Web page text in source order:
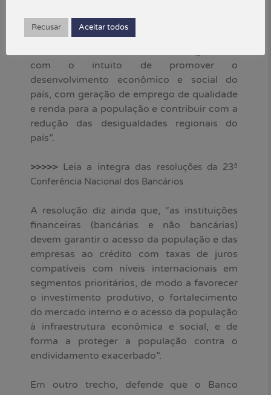
setembro, aprovaram uma resolução
defendendo que “o Sistema Financeiro
com o intuito de promover o
desenvolvimento econômico e social do
país, com geração de emprego de qualidade
e renda para a população e contribuir com a
redução das desigualdades regionais do
país”.
>>>>> Leia a íntegra das
resoluções da 23ª
Conferência Nacional dos Bancários
A resolução diz ainda que, “as instituições
financeiras (bancárias e não bancárias)
devem garantir o acesso da população e das
empresas ao crédito com taxas de juros
compatíveis com níveis internacionais em
segmentos prioritários, de modo a favorecer
o investimento produtivo, o fortalecimento
do mercado interno e o acesso da população
à infraestrutura econômica e social, e de
forma a proteger a população contra o
endividamento exacerbado”.
Em outro trecho, defende que o Banco
Recusar Aceitar todos